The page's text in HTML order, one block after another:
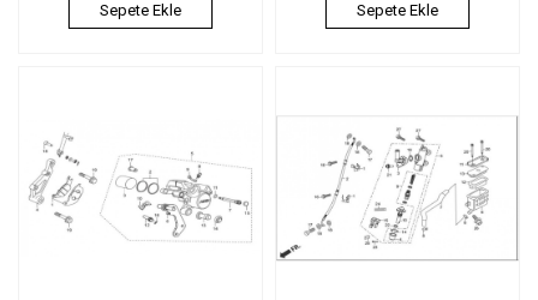
Sepete Ekle Sepete Ekle